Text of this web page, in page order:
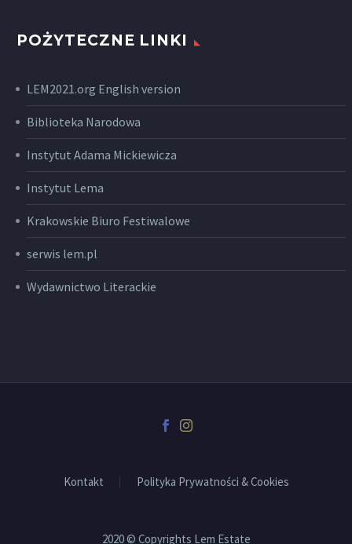
POŻYTECZNE LINKI
LEM2021.org English version
Biblioteka Narodowa
Instytut Adama Mickiewicza
Instytut Lema
Krakowskie Biuro Festiwalowe
serwis lem.pl
Wydawnictwo Literackie
Kontakt Polityka Prywatności & Cookies
2020 © Copyrights Lem Estate